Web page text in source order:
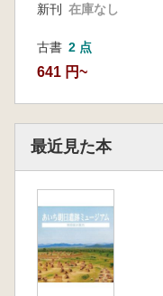
新刊 在庫なし
古書 2 点
641 円~
最近見た本